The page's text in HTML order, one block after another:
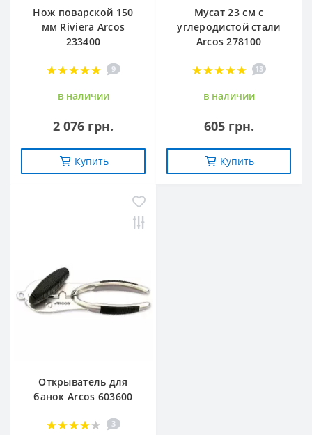
Нож поварской 150
мм Riviera Arcos
233400
9
в наличии
2 076 грн.
Купить
Мусат 23 см с
углеродистой стали
Arcos 278100
13
в наличии
605 грн.
Купить
Открыватель для
банок Arcos 603600
3